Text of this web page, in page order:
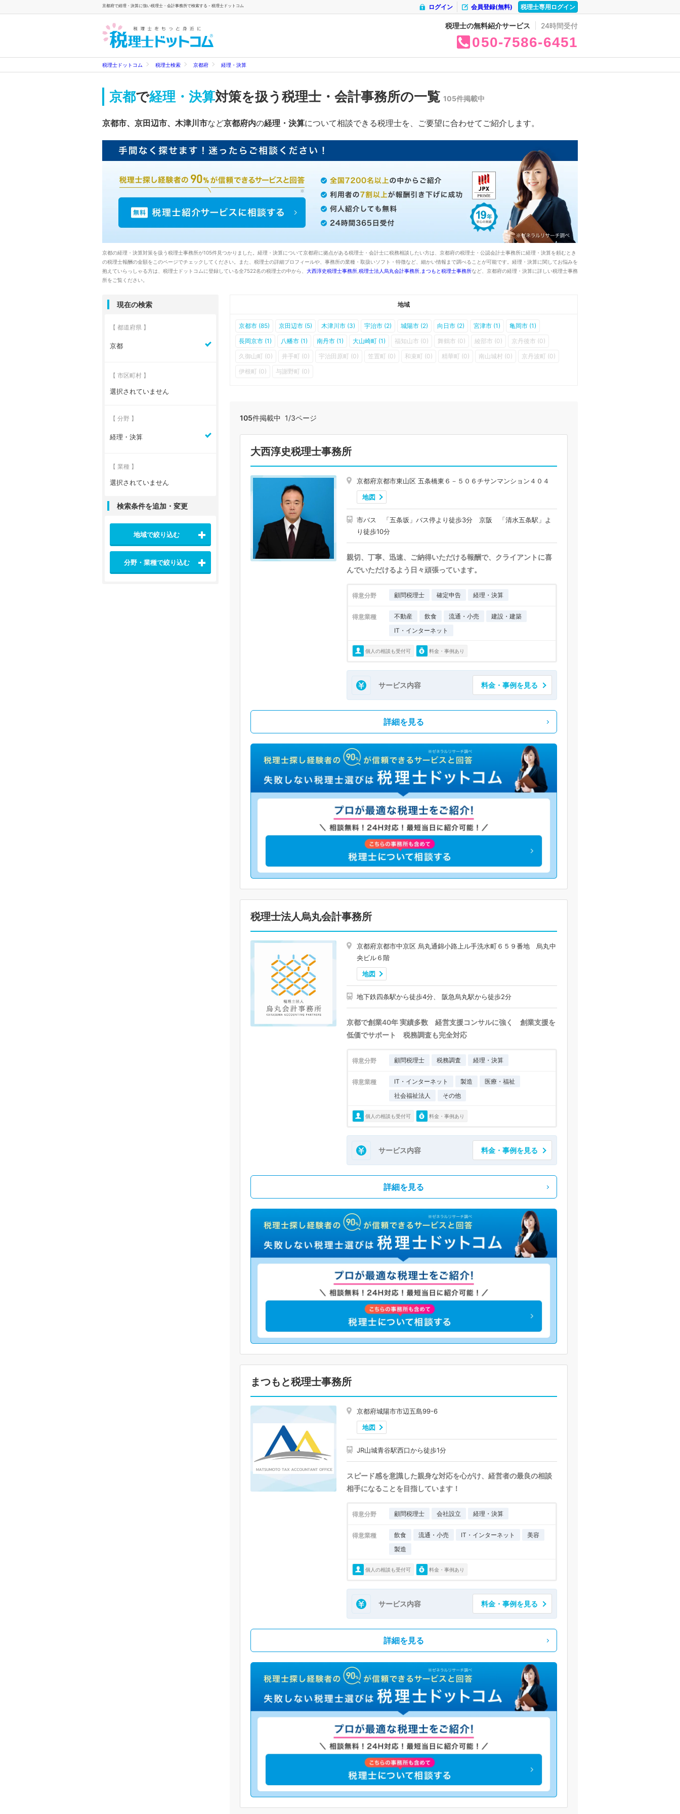
京都府で経理・決算に強い税理士・会計事務所で検索する - 税理士ドットコム 税理士専用ログイン
会員登録(無料)
ログイン
税理士の無料紹介サービス 24時間受付
050 7586 6451
税理士ドットコム 税理士検索 京都府 経理・決算
京都で経理・決算対策を扱う税理士・会計事務所の一覧 105件掲載中
京都市、京田辺市、木津川市など京都府内の経理・決算について相談できる税理士を、ご要望に合わせてご紹介します。
京都の経理・決算対策を扱う税理士事務所が105件見つかりました。経理・決算について京都府に拠点がある税理士・会計士に税務相談したい方は、京都府の税理士・公認会計士事務所に経理・決算を頼むとき
の税理士報酬の金額をこのページでチェックしてください。また、税理士の詳細プロフィールや、事務所の業種・取扱いソフト・特徴など、細かい情報まで調べることが可能です。経理・決算に関してお悩みを
抱えていらっしゃる方は、税理士ドットコムに登録している全7522名の税理士の中から、 大西淳史税理士事務所 税理士法人烏丸会計事務所 まつもと税理士事務所など、京都府の経理・決算に詳しい税理士事務
所をご覧ください。
地域
京都市 (85) 京田辺市 (5) 木津川市 (3) 宇治市 (2) 城陽市 (2) 向日市 (2) 宮津市 (1)
亀岡市 (1)
長岡京市 (1)
八幡市 (1) 南丹市 (1) 大山崎町 (1) 福知山市 (0) 舞鶴市 (0) 綾部市 (0)
京丹後市 (0)
久御山町 (0)
井手町 (0) 宇治田原町 (0) 笠置町 (0) 和束町 (0) 精華町 (0) 南山城村 (0)
京丹波町 (0)
伊根町 (0)
与謝野町 (0)
105件掲載中 1/3ページ
大西淳史税理士事務所
京都府京都市東山区 五条橋東６－５０６チサンマンション４０４
地図
市バス 「五条坂」バス停より徒歩3分 京阪 「清水五条駅」よ
り徒歩10分
親切、丁寧、迅速、ご納得いただける報酬で、クライアントに喜
んでいただけるよう日々頑張っています。
得意分野 顧問税理士 確定申告 経理・決算
得意業種 不動産 飲食 流通・小売
建設・建築
IT・インターネット
個人の相談も受付可 料金・事例あり
サービス内容 料金・事例を見る
詳細を見る
税理士法人烏丸会計事務所
京都府京都市中京区 烏丸通錦小路上ル手洗水町６５９番地 烏丸中
央ビル６階
地図
地下鉄四条駅から徒歩4分、 阪急烏丸駅から徒歩2分
京都で創業40年 実績多数 経営支援コンサルに強く 創業支援を
低価でサポート 税務調査も完全対応
得意分野 顧問税理士 税務調査 経理・決算
得意業種 IT・インターネット 製造
医療・福祉
社会福祉法人
その他
個人の相談も受付可 料金・事例あり
サービス内容 料金・事例を見る
詳細を見る
まつもと税理士事務所
京都府城陽市市辺五島99-6
地図
JR山城青谷駅西口から徒歩1分
スピード感を意識した親身な対応を心がけ、経営者の最良の相談
相手になることを目指しています！
得意分野 顧問税理士 会社設立 経理・決算
得意業種 飲食 流通・小売 IT・インターネット
美容
製造
個人の相談も受付可 料金・事例あり
サービス内容 料金・事例を見る
詳細を見る
現在の検索
【 都道府県 】
京都
【 市区町村 】
選択されていません
【 分野 】
経理・決算
【 業種 】
選択されていません
検索条件を追加・変更
地域で絞り込む
分野・業種で絞り込む